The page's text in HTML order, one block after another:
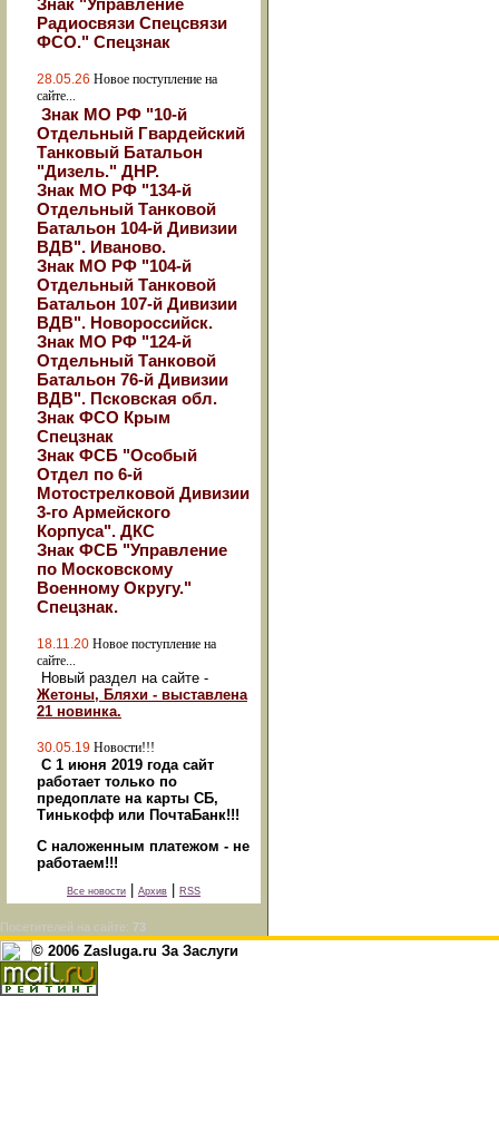
Знак "Управление
Радиосвязи Спецсвязи
ФСО." Спецзнак
28.05.26 Новое поступление на
сайте...
Знак МО РФ "10-й
Отдельный Гвардейский
Танковый Батальон
"Дизель." ДНР.
Знак МО РФ "134-й
Отдельный Танковой
Батальон 104-й Дивизии
ВДВ". Иваново.
Знак МО РФ "104-й
Отдельный Танковой
Батальон 107-й Дивизии
ВДВ". Новороссийск.
Знак МО РФ "124-й
Отдельный Танковой
Батальон 76-й Дивизии
ВДВ". Псковская обл.
Знак ФСО Крым
Спецзнак
Знак ФСБ "Особый
Отдел по 6-й
Мотострелковой Дивизии
3-го Армейского
Корпуса". ДКС
Знак ФСБ "Управление
по Московскому
Военному Округу."
Спецзнак.
18.11.20 Новое поступление на
сайте...
Новый раздел на сайте -
Жетоны, Бляхи - выставлена
21 новинка.
30.05.19 Новости!!!
С 1 июня 2019 года сайт
работает только по
предоплате на карты СБ,
Тинькофф или ПочтаБанк!!!
С наложенным платежом - не
работаем!!!
Все новости Архив RSS
Посетителей на сайте: 73
© 2006 Zasluga.ru За Заслуги